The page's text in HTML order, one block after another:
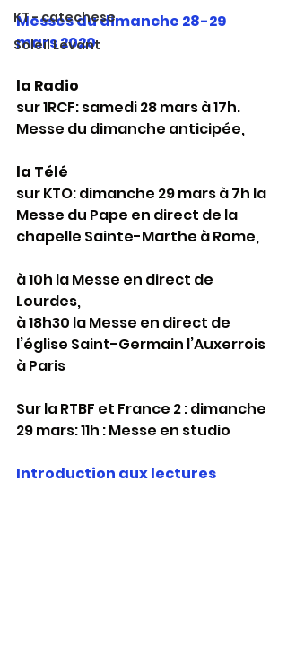
KT - catechese
Soleil Levant
Messes du dimanche 28-29
mars 2020
la Radio
sur 1RCF: samedi 28 mars à 17h.
Messe du dimanche anticipée,
la Télé
sur KTO: dimanche 29 mars à 7h la
Messe du Pape en direct de la
chapelle Sainte-Marthe à Rome,
à 10h la Messe en direct de
Lourdes,
à 18h30 la Messe en direct de
l’église Saint-Germain l’Auxerrois
à Paris
Sur la RTBF et France 2 : dimanche
29 mars: 11h : Messe en studio
Introduction aux lectures